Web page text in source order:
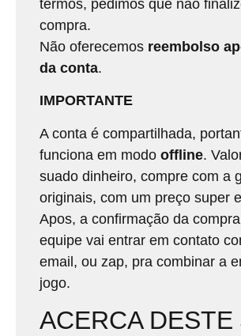
termos, pedimos que não
compra.
Não oferecemos reembolso
da conta.
IMPORTANTE
A conta é compartilhada,
funciona em modo offline.
suado dinheiro, compre com a
originais, com um preço super
Apos, a confirmação da
equipe vai entrar em contato
email, ou zap, pra combinar a
jogo.
ACERCA DESTE